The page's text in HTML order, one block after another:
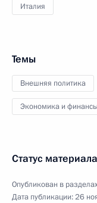
Италия
Темы
Внешняя политика
Экономика и финансы
Статус материала
Опубликован в
Дата публикации:26